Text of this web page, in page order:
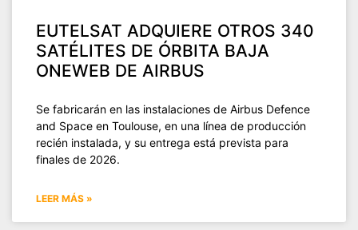
EUTELSAT ADQUIERE OTROS 340
SATÉLITES DE ÓRBITA BAJA
ONEWEB DE AIRBUS
Se fabricarán en las instalaciones de Airbus Defence
and Space en Toulouse, en una línea de producción
recién instalada, y su entrega está prevista para
finales de 2026.
LEER MÁS »